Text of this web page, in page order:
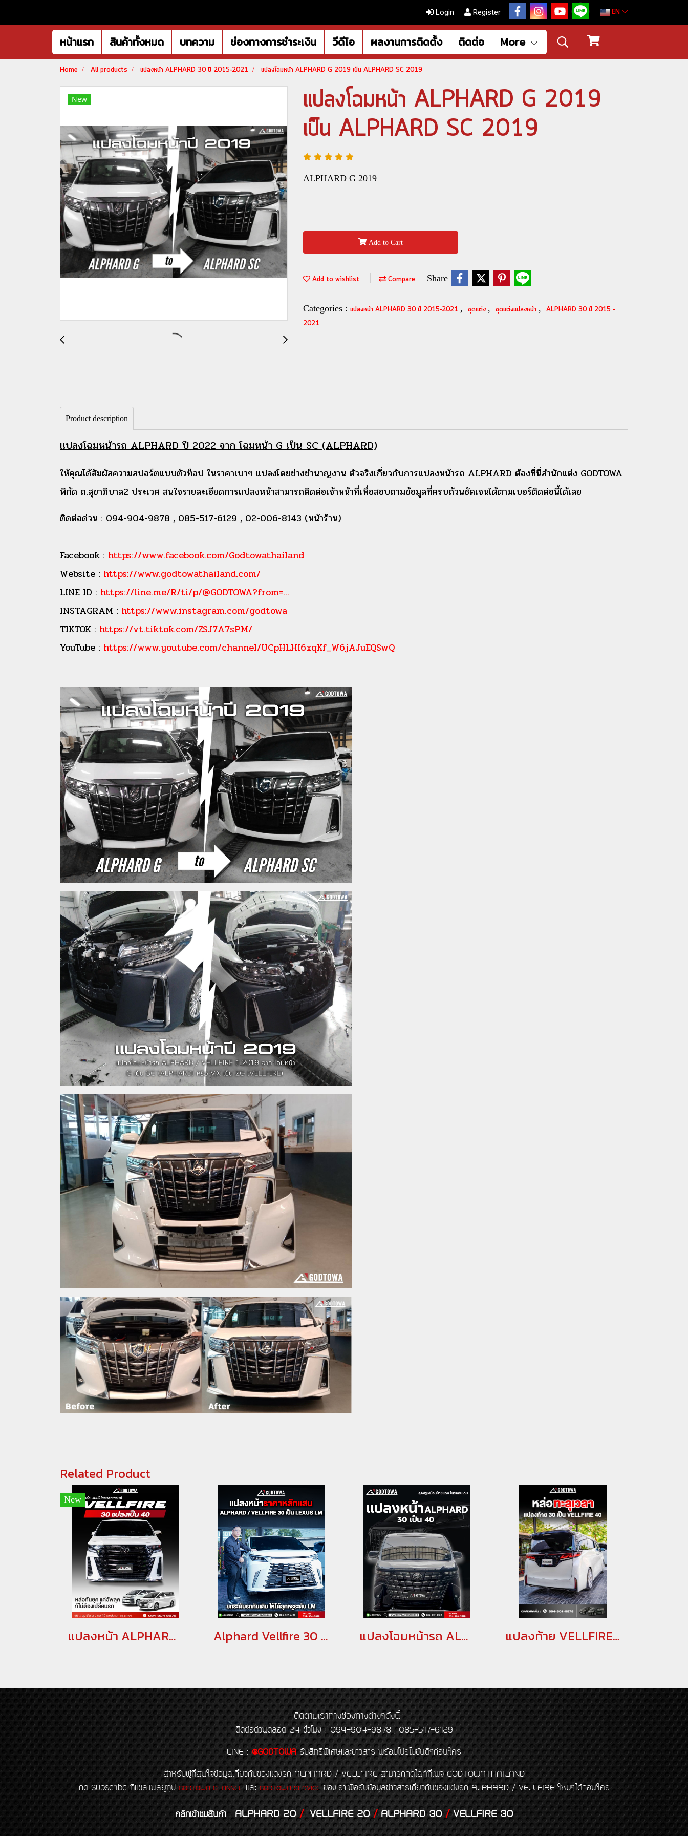
Login Register EN
หน้าแรก สินค้าทั้งหมด บทความ ช่องทางการชำระเงิน วีดีโอ ผลงานการติดตั้ง ติดต่อ More
Home All products แปลงหน้า ALPHARD 30 ปี 2015-2021 แปลงโฉมหน้า ALPHARD G 2019 เป็น ALPHARD SC 2019
New
แปลงโฉมหน้า ALPHARD G 2019
เป็น ALPHARD SC 2019
ALPHARD G 2019
Add to Cart
Add to wishlist Compare Share
Categories : แปลงหน้า ALPHARD 30 ปี 2015-2021 , ชุดแต่ง , ชุดแต่งแปลงหน้า ,
ALPHARD 30 ปี 2015 -
2021
Product description
แปลงโฉมหน้ารถ ALPHARD ปี 2022 จาก โฉมหน้า G เป็น SC (ALPHARD)
ให้คุณได้สัมผัสความสปอร์ตแบบตัวท็อป ในราคาเบาๆ แปลงโดยช่างชำนาญงาน ตัวจริงเกี่ยวกับการแปลงหน้ารถ ALPHARD ต้องที่นี่สำนักแต่ง GODTOWA
พิกัด ถ.สุขาภิบาล2 ประเวศ สนใจรายละเอียดการแปลงหน้าสามารถติดต่อเจ้าหน้าที่เพื่อสอบถามข้อมูลที่ครบถ้วนชัดเจนได้ตามเบอร์ติดต่อนี้ได้เลย
ติดต่อด่วน : 094-904-9878 , 085-517-6129 , 02-006-8143 (หน้าร้าน)
Facebook : https://www.facebook.com/Godtowathailand
Website : https://www.godtowathailand.com/
LINE ID : https://line.me/R/ti/p/@GODTOWA?from=...
INSTAGRAM : https://www.instagram.com/godtowa
TIKTOK : https://vt.tiktok.com/ZSJ7A7sPM/
YouTube : https://www.youtube.com/channel/UCpHLHI6xqKf_W6jAJuEQSwQ
Related Product
New
แปลงหน้า ALPHARD 20 เป็น ALPHARD SC 2018-2020(copy)(copy)(copy) Alphard Vellfire 30 Face Conversion to Lexus lm แปลงโฉมหน้ารถ ALPHARD จากหน้าปี 2015 เป็น ปี 2021 แปลงหลังอัลพาร์ด แปลงหน้าอัลพาร์ด 2015เป็นอัลพาร์ด 2021 คิ้วอัลพาร์ด คิ้ว Alphard ไฟอัลพาร์ด ของแต่งอัลพาร์ด(copy)(copy)(copy) แปลงท้าย VELLFIRE 30 2015-2023 เป็นโฉมปี 2024 แปลงท้ายเวลไฟร์ vellfire face conversion แปลงท้ายเวลไฟร์ 30
ติดตามเราทางช่องทางต่างๆดังนี้
ติดต่อด่วนตลอด 24 ชั่วโมง : 094-904-9878 , 085-517-6129
LINE : @GODTOWA รับสิทธิพิเศษและข่าวสาร พร้อมโปรโมชั่นดีๆก่อนใคร
สำหรับผู้ที่สนใจข้อมูลเกี่ยวกับของแต่งรถ ALPHARD / VELLFIRE สามารถกดไลค์ที่เพจ GODTOWATHAILAND
กด Subscribe ที่แชลแนลยูทูปGODTOWA CHANNELและ GODTOWA SERVICEของเราเพื่อรับข้อมูลข่าวสารเกี่ยวกับของแต่งรถ ALPHARD / VELLFIRE ใหม่ๆได้ก่อนใคร
คลิกเข้าชมสินค้า ALPHARD 20/VELLFIRE 20/ALPHARD 30/VELLFIRE 30